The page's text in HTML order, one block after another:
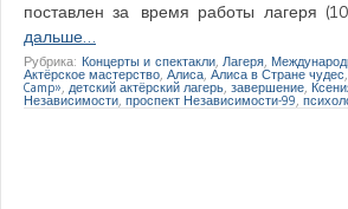
поставлен за время работы лагеря
дальше…
Рубрика: Концерты и спектакли, Лагеря,
Актёрское мастерство, Алиса, Алиса в Стране чудес,
Camp», детский актёрский лагерь, завершение,
Независимости, проспект Независимости-99,